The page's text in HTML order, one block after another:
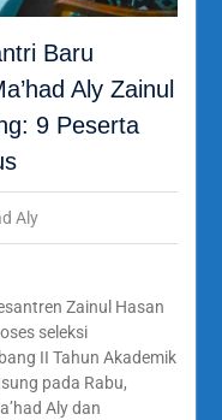
Baru
Aly Zainul
9 Peserta
Aly
Zainul Hasan
seleksi
II Tahun Akademik
pada Rabu,
Aly dan